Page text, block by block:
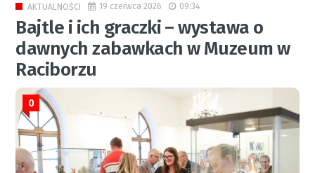
AKTUALNOŚCI 19 czerwca 2026 09:34
Bajtle i ich graczki – wystawa o
dawnych zabawkach w Muzeum w
Raciborzu
0